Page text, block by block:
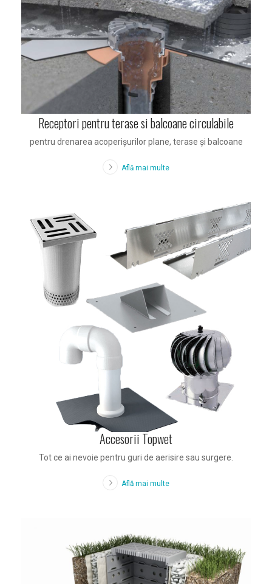
Receptori pentru terase si balcoane circulabile
pentru drenarea acoperişurilor plane, terase şi balcoane
Află mai multe
Accesorii Topwet
Tot ce ai nevoie pentru guri de aerisire sau surgere.
Află mai multe